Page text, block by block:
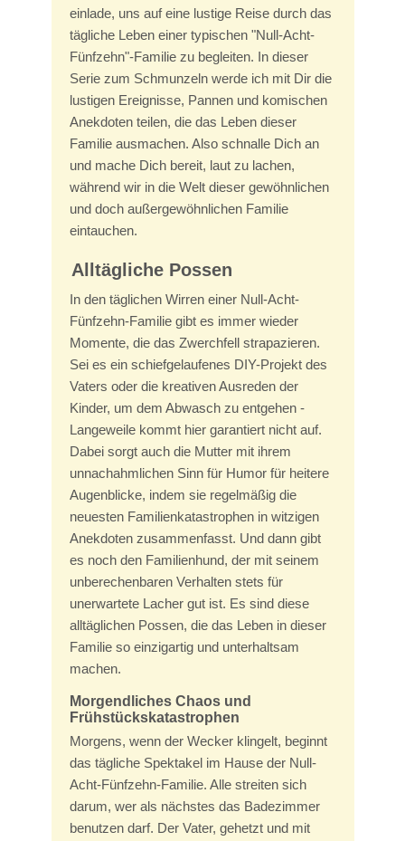
einlade, uns auf eine lustige Reise durch das
tägliche Leben einer typischen "Null-Acht-
Fünfzehn"-Familie zu begleiten. In dieser
Serie zum Schmunzeln werde ich mit Dir die
lustigen Ereignisse, Pannen und komischen
Anekdoten teilen, die das Leben dieser
Familie ausmachen. Also schnalle Dich an
und mache Dich bereit, laut zu lachen,
während wir in die Welt dieser gewöhnlichen
und doch außergewöhnlichen Familie
eintauchen.
Alltägliche Possen
In den täglichen Wirren einer Null-Acht-
Fünfzehn-Familie gibt es immer wieder
Momente, die das Zwerchfell strapazieren.
Sei es ein schiefgelaufenes DIY-Projekt des
Vaters oder die kreativen Ausreden der
Kinder, um dem Abwasch zu entgehen -
Langeweile kommt hier garantiert nicht auf.
Dabei sorgt auch die Mutter mit ihrem
unnachahmlichen Sinn für Humor für heitere
Augenblicke, indem sie regelmäßig die
neuesten Familienkatastrophen in witzigen
Anekdoten zusammenfasst. Und dann gibt
es noch den Familienhund, der mit seinem
unberechenbaren Verhalten stets für
unerwartete Lacher gut ist. Es sind diese
alltäglichen Possen, die das Leben in dieser
Familie so einzigartig und unterhaltsam
machen.
Morgendliches Chaos und
Frühstückskatastrophen
Morgens, wenn der Wecker klingelt, beginnt
das tägliche Spektakel im Hause der Null-
Acht-Fünfzehn-Familie. Alle streiten sich
darum, wer als nächstes das Badezimmer
benutzen darf. Der Vater, gehetzt und mit